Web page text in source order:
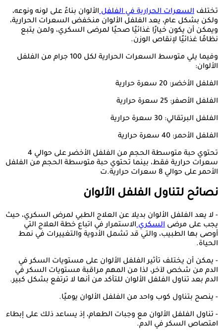
تختلف السعرات الحرارية في الفلفلالألوان بناءً على لونه ونوعه،
ولكن بشكل عام، يعد الفلفل الألوان منخفض السعرات الحرارية،
ويمكن أن يكون خيارًا غذائيًا صحيًا لمرضى السكري، ولمن يتبع
نظامًا غذائيًا لإنقاص الوزن.
وفيما يلي متوسط ​​السعرات الحرارية لكل 100 جرام من الفلفل
الألوان:
الفلفل الأخضر: 20 سعرة حرارية
الفلفل الأصفر: 25 سعرة حرارية
الفلفل البرتقالي: 30 سعرة حرارية
الفلفل الأحمر: 40 سعرة حرارية
تحتوي حبة متوسطة الحجم من الفلفل الأخضر على حوالي 4
سعرات حرارية فقط، بينما تحتوي حبة متوسطة الحجم من الفلفل
الأحمر على حوالي 8 سعرات حرارية.ت
نصائح لتناول الفلفل الألوان
- لا يعد الفلفل الألوان بديلا عن العلاج الطبي لمرض السكري، حيث
يجب على مرضى السكريالاستمرار في اتباع خطة العلاج التي
أوصى بها الطبيب، والتي قد تشمل الأدوية والتغييرات في نمط
الحياة.
- يمكن أن يختلف تأثير الفلفل الألوان على مستويات السكر في
الدم من شخص لآخر، لذا من المهم مراقبة مستويات السكر في
الدم بعد تناول الفلفل الألوان للتأكد من أنها لا ترتفع بشكل كبير.
- ينصح بتناول كوب واحد من الفلفل الألوان يوميًا.
- تناول الفلفل الألوان مع وجبات الطعام، إذ يساعد ذلك على إبطاء
امتصاص السكر في الدم.